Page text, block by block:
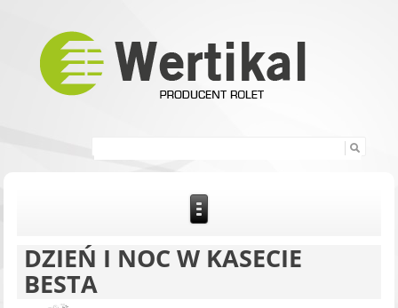
DZIEŃ I NOC W KASECIE
BESTA